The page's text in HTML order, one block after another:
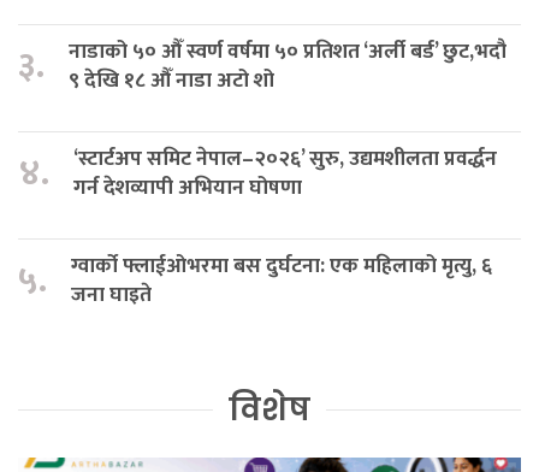
३.
नाडाको ५० औँ स्वर्ण वर्षमा ५० प्रतिशत ‘अर्ली बर्ड’ छुट,भदौ
९ देखि १८ औँ नाडा अटो शो
४.
‘स्टार्टअप समिट नेपाल–२०२६’ सुरु, उद्यमशीलता प्रवर्द्धन
गर्न देशव्यापी अभियान घोषणा
५.
ग्वार्को फ्लाईओभरमा बस दुर्घटना: एक महिलाको मृत्यु, ६
जना घाइते
विशेष